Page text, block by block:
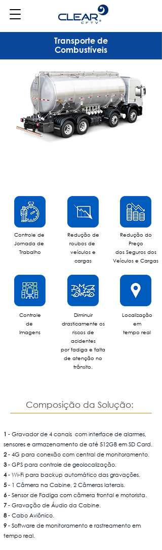
Transporte de
Combustíveis
Controle de
Jornada de
Trabalho
Controle
de
Imagens
Redução de
roubos de
veículos e
cargas
Diminuir
drasticamente os
riscos de
acidentes
por fadiga e falta
de atenção no
trânsito.
Redução do
Preço
dos Seguros dos
Veículos e Cargas
Localização
em
tempo real
Composição da Solução:
1 - Gravador de 4 canais com interface de alarmes,
sensores e armazenamento de até 512GB em SD Card.
2- 4G para conexão com central de monitoramento.
3- GPS para controle de geolocalização.
4- Wi-Fi para backup automático das gravações.
5- 1 Câmera na Cabine, 2 Câmeras laterais.
6- Sensor de Fadiga com câmera frontal e motorista.
7- Gravação de Áudio da Cabine.
8- Cabo Aviônico.
9- Software de monitoramento e rastreamento em
tempo real.